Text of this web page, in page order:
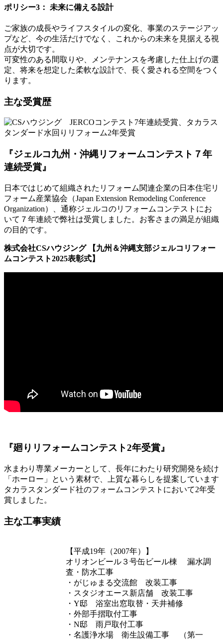
ポリシー3： 未来に備える設計
ご家族の成長やライフスタイルの変化、事業のステージアッ
プなど、今の生活だけでなく、これからの未来を見据える視
点が大切です。
可変性のある間取りや、メンテナンスを考慮した仕上げの選
定、将来を想定した柔軟な設計で、長く愛される空間をつく
ります。
主な受賞歴
『ジェルコ九州・沖縄リフォームコンテスト７年
連続受賞』
日本ではじめて組織されたリフォーム関連企業の日本住宅リ
フォーム産業協会（Japan Extension Remodeling Conference
Organization）、通称ジェルコのリフォームコンテストにお
いて７年連続で弊社は受賞しました。お客さまの満足が組織
の目的です。
株式会社CSハウジング 【九州＆沖縄支部ジェルコリフォー
ムコンテスト2025表彰式】
『廻りリフォームコンテスト2年受賞』
水まわり専業メーカーとして、長年にわたり研究開発を続け
「ホーロー」という素材で、上質な暮らしを提案しています
タカラスタンダード社のフォームコンテストにおいて2年受
賞しました。
主な工事実績
【平成19年（2007年）】
オリオンビール３号缶ビール棟 漏水調
査・防水工事
・がじゅまる交流館 改装工事
・スタジオエース新店舗 改装工事
・Y邸 浴室出窓取替・天井補修
・外部手摺取付工事
・N邸 雨戸取付工事
・名護浄水場 衛生設備工事 （第一